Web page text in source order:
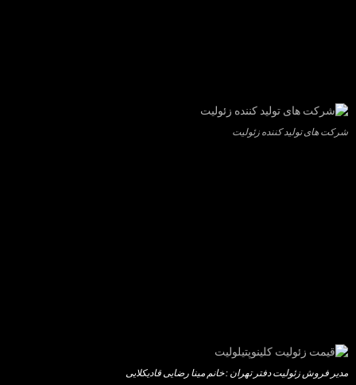
شرکت های تولید کننده زئولیت
مدیر فروش زئولیت دفتر تهران : خانم مینا رضایی قادیکلایی